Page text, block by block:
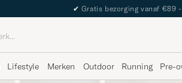
The Care of Carl
Lifestyle Merken Outdoor Running Pre-